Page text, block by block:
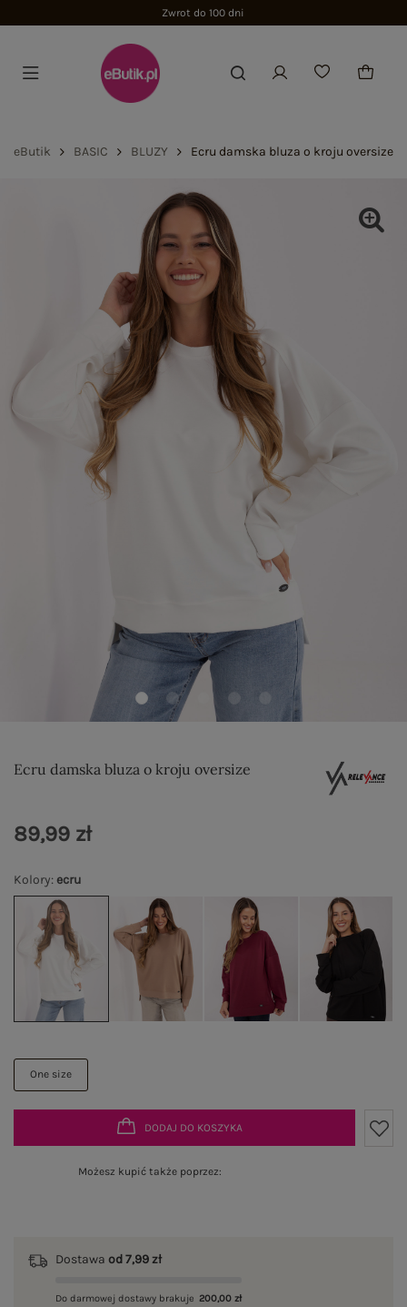
Zwrot do 100 dni
eButik BASIC BLUZY Ecru damska bluza o kroju oversize
Ecru damska bluza o kroju oversize
Kolory: ecru
One size
89,99 zł
DODAJ DO KOSZYKA
Możesz kupić także poprzez:
Dostawa od 7,99 zł
Do darmowej dostawy brakuje 200,00 zł